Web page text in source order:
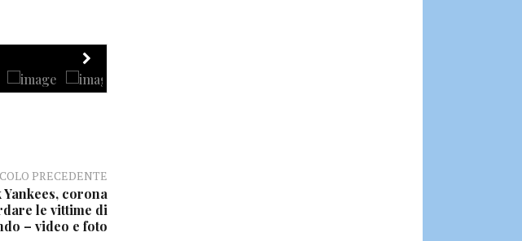
PRECEDENTE
Yankees, corona
le vittime di
– video e foto